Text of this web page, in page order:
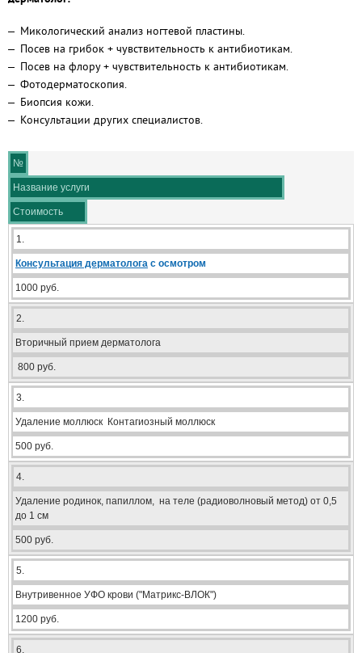
Микологический анализ ногтевой пластины.
Посев на грибок + чувствительность к антибиотикам.
Посев на флору + чувствительность к антибиотикам.
Фотодерматоскопия.
Биопсия кожи.
Консультации других специалистов.
№
Название услуги
Стоимость
1.
Консультация дерматолога с осмотром
1000 руб.
2.
Вторичный прием дерматолога
800 руб.
3.
Удаление моллюск Контагиозный моллюск
500 руб.
4.
Удаление родинок, папиллом, на теле (радиоволновый метод) от 0,5
до 1 см
500 руб.
5.
Внутривенное УФО крови ("Матрикс-ВЛОК")
1200 руб.
6.